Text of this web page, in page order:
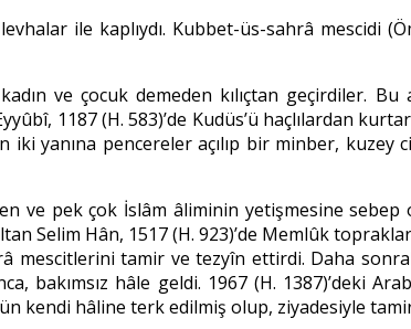
ile kaplıydı. Kubbet-üs-sahrâ mescidi
ve çocuk demeden kılıçtan geçirdiler. Bu
1187 (H. 583)’de Kudüs’ü haçlılardan
yanına pencereler açılıp bir minber, kuzey
ve pek çok İslâm âliminin yetişmesine
Selim Hân, 1517 (H. 923)’de Memlûk
mescitlerini tamir ve tezyîn ettirdi. Daha
bakımsız hâle geldi. 1967 (H. 1387)’deki
kendi hâline terk edilmiş olup, ziyadesiyle